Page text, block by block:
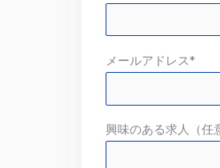
メールアドレス*
興味のある求人（任